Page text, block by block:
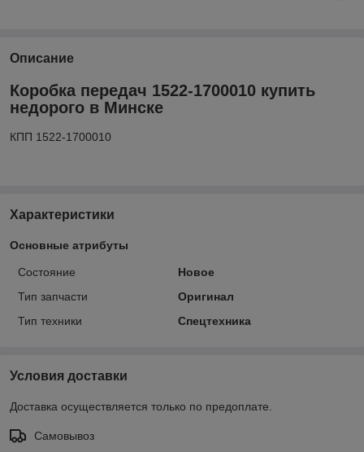
Описание
Коробка передач 1522-1700010 купить
недорого в Минске
КПП 1522-1700010
Характеристики
Основные атрибуты
Состояние
Новое
Тип запчасти
Оригинал
Тип техники
Спецтехника
Условия доставки
Доставка осуществляется только по предоплате.
Самовывоз